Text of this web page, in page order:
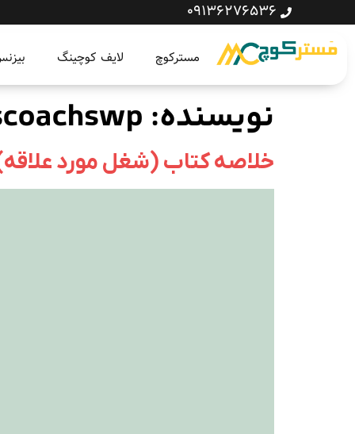
09136276536
مسترکوچ لایف کوچینگ
نویسنده:
خلاصه کتاب (شغل مورد